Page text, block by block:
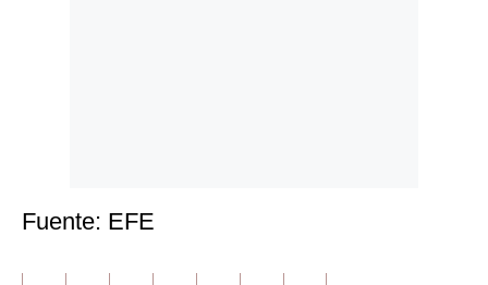
Fuente: EFE